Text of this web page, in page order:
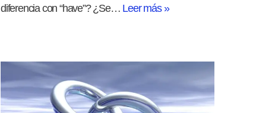
diferencia con “have”? ¿Se… Leer más »